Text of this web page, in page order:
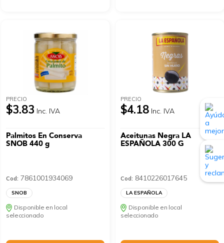
PRECIO
$3.83 Inc. IVA
Palmitos En Conserva
SNOB 440 g
Cod: 7861001934069
SNOB
Disponible en local
seleccionado
PRECIO
$4.18 Inc. IVA
Aceitunas Negra LA
ESPAÑOLA 300 G
Cod: 8410226017645
LA ESPAÑOLA
Disponible en local
seleccionado